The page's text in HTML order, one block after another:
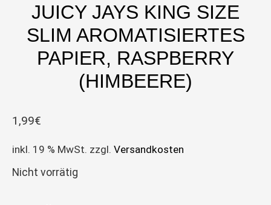
JUICY JAYS KING SIZE
SLIM AROMATISIERTES
PAPIER, RASPBERRY
(HIMBEERE)
1,99€
inkl. 19 % MwSt. zzgl. Versandkosten
Nicht vorrätig